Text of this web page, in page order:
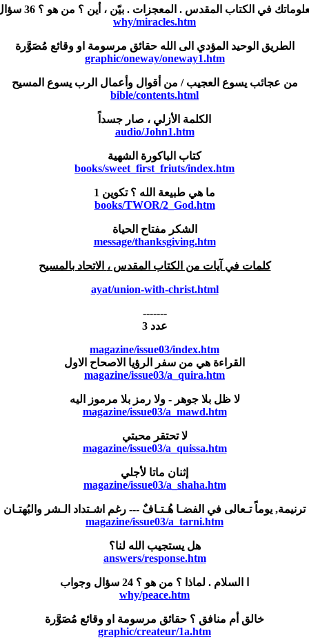
في الكتاب المقدس . المعجزات . بيّن ، أين ؟ من هو ؟ 36 سؤال وجواب
why/miracles.htm
الطريق الوحيد المؤدي الى الله حقائق مرسومة او وقائع مُصَوَّرة
graphic/oneway/oneway1.htm
من عجائب يسوع العجيب / من أقوال وأعمال الرب يسوع المسيح
bible/contents.html
الكلمة الأزلي ، صار جسداً
audio/John1.htm
كتاب الباكورة الشهية
books/sweet_first_friuts/index.htm
ما هي طبيعة الله ؟ تكوين 1
books/TWOR/2_God.htm
الشكر مفتاح الحياة
message/thanksgiving.htm
كلمات في آيات من الكتاب المقدس، الاتحاد بالمسيح
ayat/union-with-christ.html
-------
عدد 3
magazine/issue03/index.htm
القراءة هي من سفر الرؤيا الاصحاح الاول
magazine/issue03/a_quira.htm
لا ظل بلا جوهر - ولا رمز بلا مرموز اليه
magazine/issue03/a_mawd.htm
لا تحتقر محبتي
magazine/issue03/a_quissa.htm
إثنان ماتا لأجلي
magazine/issue03/a_shaha.htm
ترنيمة, يوماً تـعالى في الفضـا هُـتـافٌ --- رغم اشـتداد الـشر والبُهتـان
magazine/issue03/a_tarni.htm
هل يستجيب الله لنا؟
answers/response.htm
ا السلام . لماذا ؟ من هو ؟ 24 سؤال وجواب
why/peace.htm
خالق أم منافق ؟ حقائق مرسومة او وقائع مُصَوَّرة
graphic/createur/1a.htm